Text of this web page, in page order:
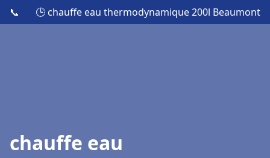
📞 🕒 chauffe eau thermodynamique 200l Beaumont
chauffe eau